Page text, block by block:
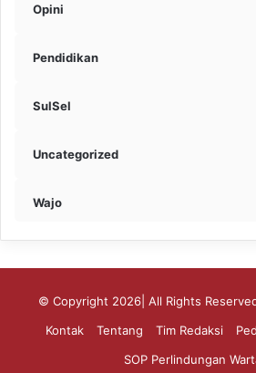
Opini
Pendidikan
SulSel
Uncategorized
Wajo
© Copyright 2026| All Rights
Kontak
Tentang Tim Redaksi
SOP Perlindungan